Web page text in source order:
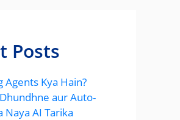
Posts
Agents Kya Hain?
aur Auto-
Naya AI Tarika